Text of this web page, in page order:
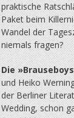
praktische
Paket beim
Wandel der
niemals fragen?
Die
und Heiko
der Berliner
Wedding, schon